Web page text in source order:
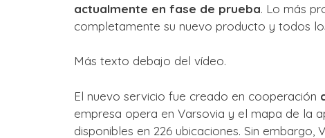
actualmente en fase de prueba. Lo más
completamente su nuevo producto y todos
Más texto debajo del vídeo.
El nuevo servicio fue creado en cooperación
empresa opera en Varsovia y el mapa de la
disponibles en 226 ubicaciones. Sin